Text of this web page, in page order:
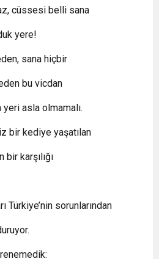
cüssesi belli sana
yere!
sana hiçbir
bu vicdan
yeri asla olmamalı.
bir kediye yaşatılan
karşılığı
Türkiye’nin sorunlarından